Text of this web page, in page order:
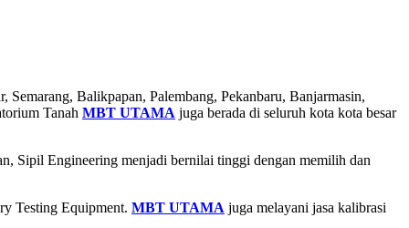
Semarang, Balikpapan, Palembang, Pekanbaru, Banjarmasin,
Tanah MBT UTAMA juga berada di seluruh kota kota besar
Sipil Engineering menjadi bernilai tinggi dengan memilih dan
Testing Equipment. MBT UTAMA juga melayani jasa kalibrasi